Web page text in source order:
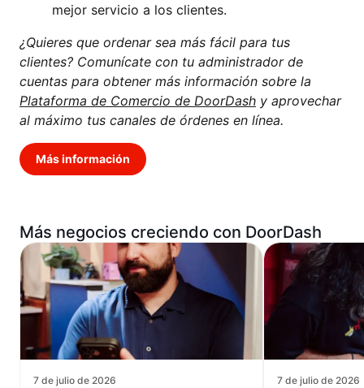
mejor servicio a los clientes.
¿Quieres que ordenar sea más fácil para tus
clientes? Comunícate con tu administrador de
cuentas para obtener más información sobre la
Plataforma de Comercio de DoorDash y aprovechar
al máximo tus canales de órdenes en línea.
Más información
Más negocios creciendo con DoorDash
7 de julio de 2026 7 de julio de 2026